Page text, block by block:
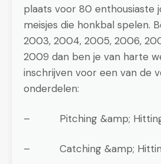
plaats voor 80 enthousiaste
meisjes die honkbal spelen.
2003, 2004, 2005, 2006,
2009 dan ben je van harte
inschrijven voor een van de
onderdelen:
– Pitching &amp;
– Catching &amp;